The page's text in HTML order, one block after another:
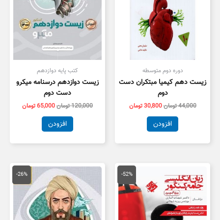
دوره دوم متوسطه
زیست دهم کیمیا مبتکران دست
دوم
44,000تومان30,800تومان
افزودن
کتب پایه دوازدهم
زیست دوازدهم درسنامه میکرو
دست دوم
120,000تومان65,000تومان
افزودن
-52%
188,000 تومان
بود.
قیمت
فعلی
است.
-26%
قیمت
اصلی
99,000 تومان
بود.
قیمت
فعلی